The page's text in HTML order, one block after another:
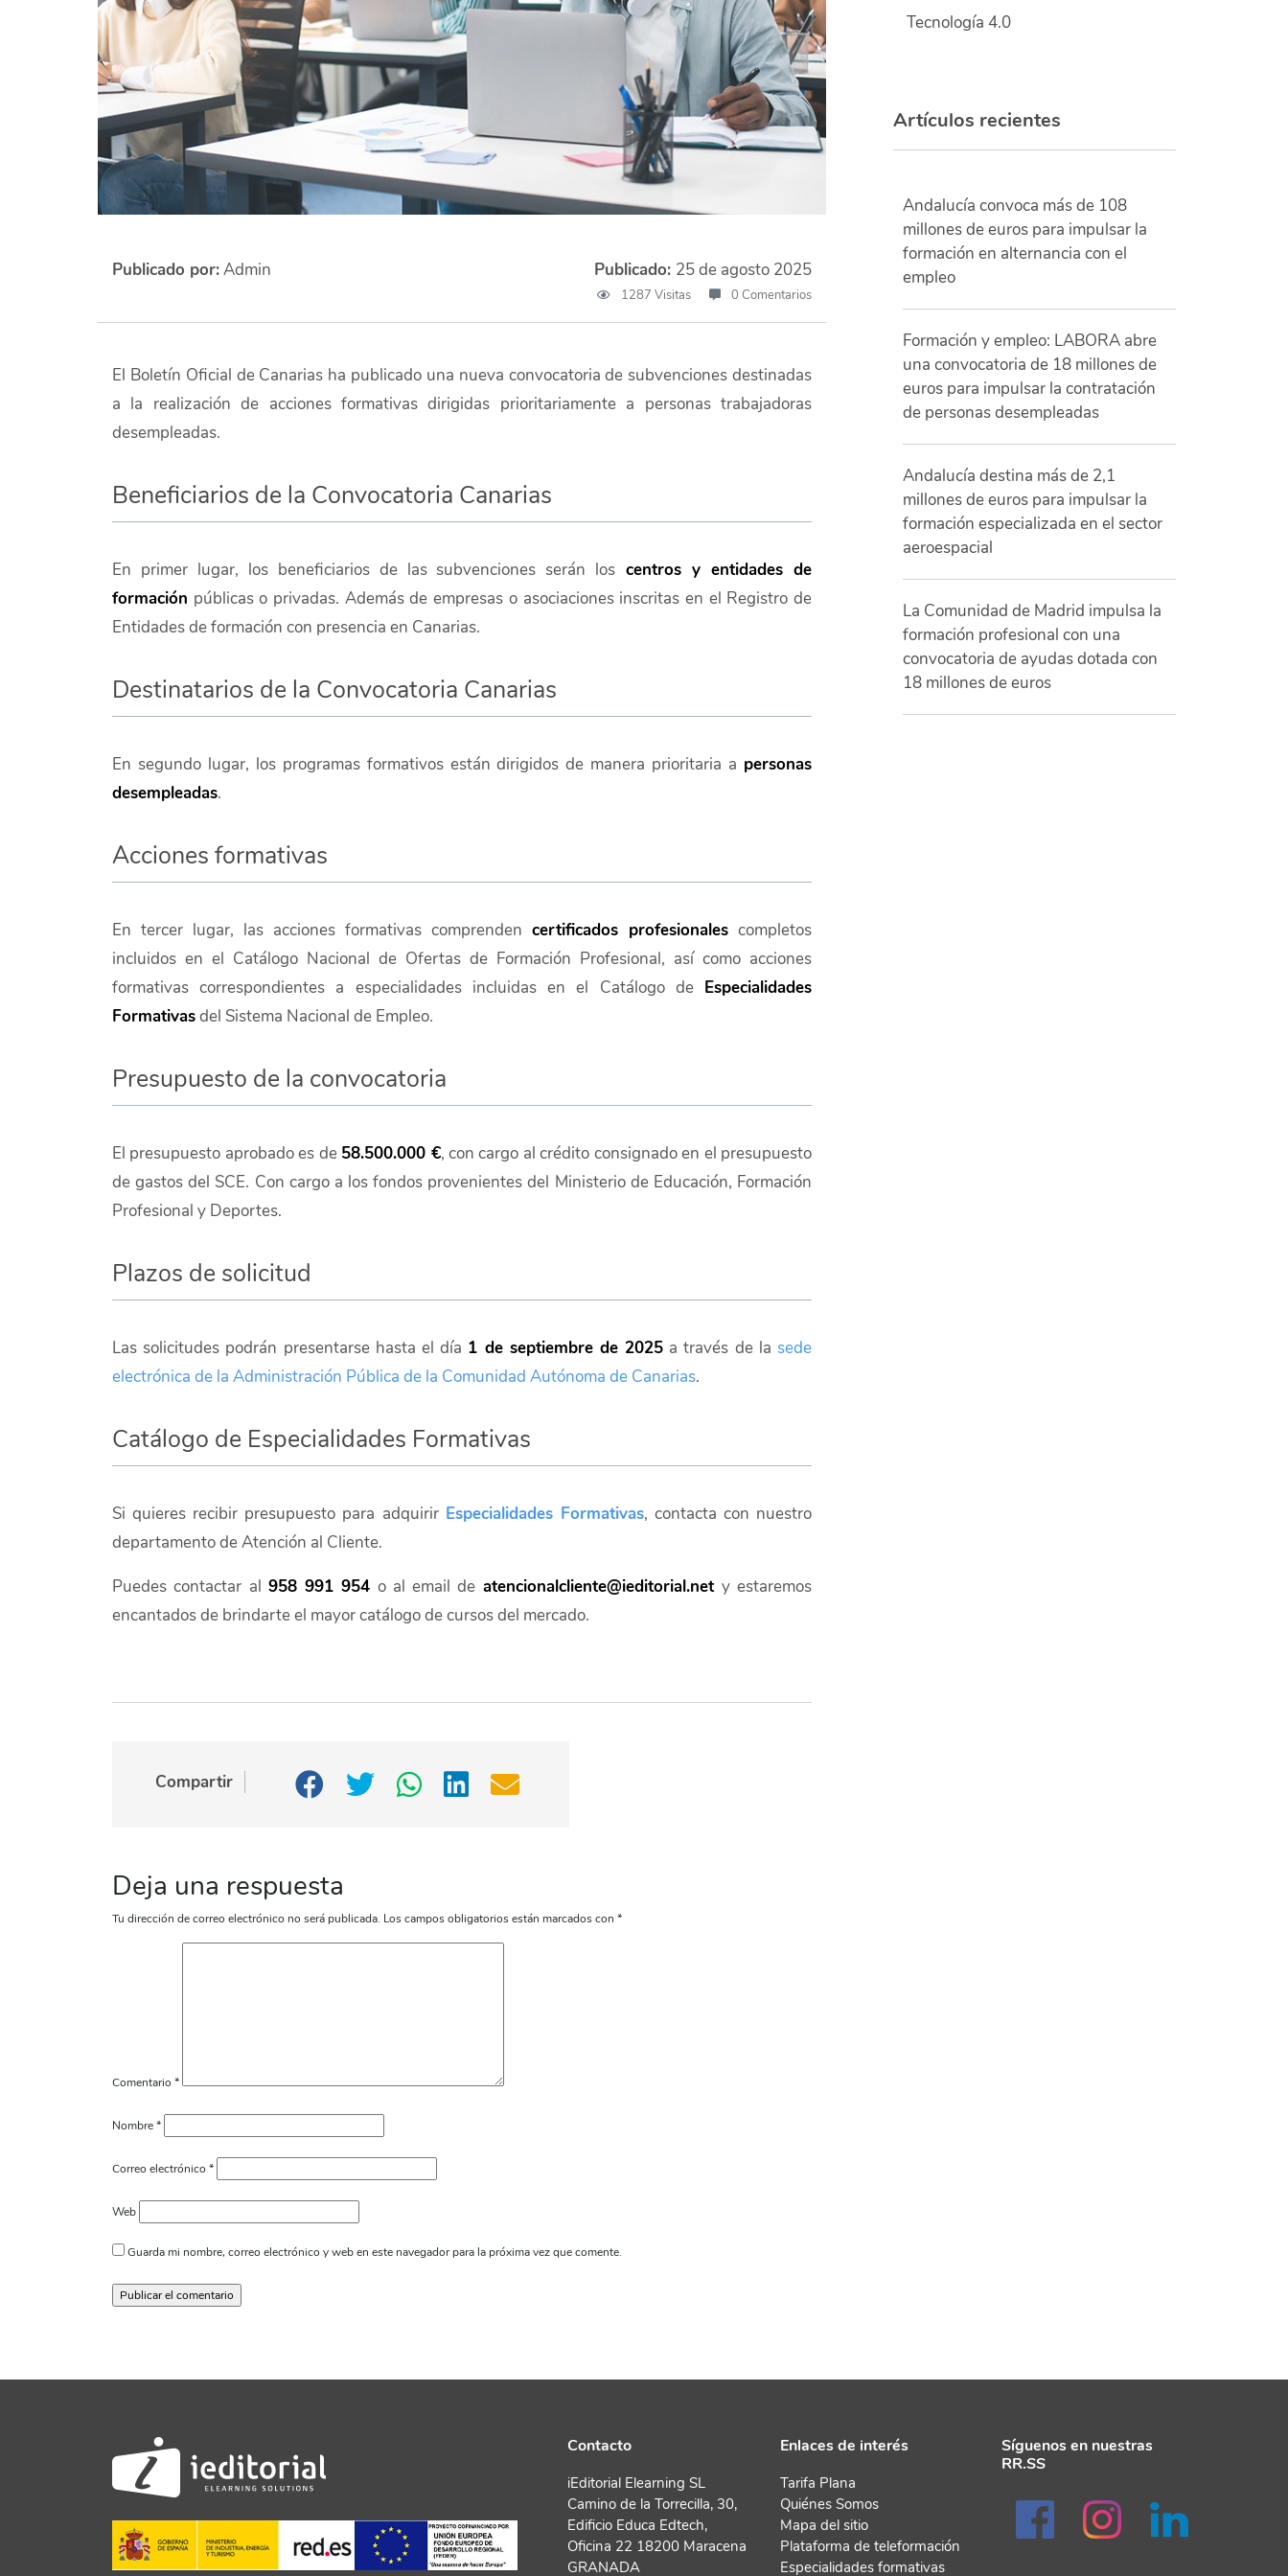
Publicado por:Admin Publicado: 25 de agosto 2025
1287 Visitas 0 Comentarios
El Boletín Oficial de Canarias ha publicado una nueva convocatoria de subvenciones destinadas
a la realización de acciones formativas dirigidas prioritariamente a personas trabajadoras
desempleadas.
Beneficiarios de la Convocatoria Canarias
En primer lugar, los beneficiarios de las subvenciones serán los centros y entidades de
formación públicas o privadas. Además de empresas o asociaciones inscritas en el Registro de
Entidades de formación con presencia en Canarias.
Destinatarios de la Convocatoria Canarias
En segundo lugar, los programas formativos están dirigidos de manera prioritaria a personas
desempleadas.
Acciones formativas
En tercer lugar, las acciones formativas comprenden certificados profesionales completos
incluidos en el Catálogo Nacional de Ofertas de Formación Profesional, así como acciones
formativas correspondientes a especialidades incluidas en el Catálogo de Especialidades
Formativasdel Sistema Nacional de Empleo.
Presupuesto de la convocatoria
El presupuesto aprobado es de 58.500.000 €, con cargo al crédito consignado en el presupuesto
de gastos del SCE. Con cargo a los fondos provenientes del Ministerio de Educación, Formación
Profesional y Deportes.
Plazos de solicitud
Las solicitudes podrán presentarse hasta el día 1 de septiembre de 2025 a través de la sede
electrónica de la Administración Pública de la Comunidad Autónoma de Canarias.
Catálogo de Especialidades Formativas
Si quieres recibir presupuesto para adquirir Especialidades Formativas, contacta con nuestro
departamento de Atención al Cliente.
Puedes contactar al 958 991 954 o al email de atencionalcliente@ieditorial.net y estaremos
encantados de brindarte el mayor catálogo de cursos del mercado.
Compartir
Deja una respuesta
Tu dirección de correo electrónico no será publicada. Los campos obligatorios están marcados con *
Comentario *
Nombre*
Correo electrónico *
Web
Guarda mi nombre, correo electrónico y web en este navegador para la próxima vez que comente.
Tecnología 4.0
Artículos recientes
Andalucía convoca más de 108
millones de euros para impulsar la
formación en alternancia con el
empleo
Formación y empleo: LABORA abre
una convocatoria de 18 millones de
euros para impulsar la contratación
de personas desempleadas
Andalucía destina más de 2,1
millones de euros para impulsar la
formación especializada en el sector
aeroespacial
La Comunidad de Madrid impulsa la
formación profesional con una
convocatoria de ayudas dotada con
18 millones de euros
Contacto
iEditorial Elearning SL
Camino de la Torrecilla, 30,
Edificio Educa Edtech,
Oficina 22 18200 Maracena
GRANADA
Enlaces de interés
Tarifa Plana
Quiénes Somos
Mapa del sitio
Plataforma de teleformación
Especialidades formativas
Síguenos en nuestras
RR.SS